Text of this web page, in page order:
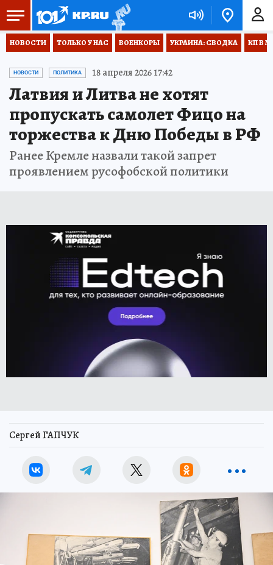
НОВОСТИ ТОЛЬКО У НАС ВОЕНКОРЫ УКРАИНА: СВОДКА КП В
НОВОСТИ ПОЛИТИКА 18 апреля 2026 17:42
Латвия и Литва не хотят
пропускать самолет Фицо на
торжества к Дню Победы в РФ
Ранее Кремле назвали такой запрет
проявлением русофобской политики
Сергей ГАПЧУК